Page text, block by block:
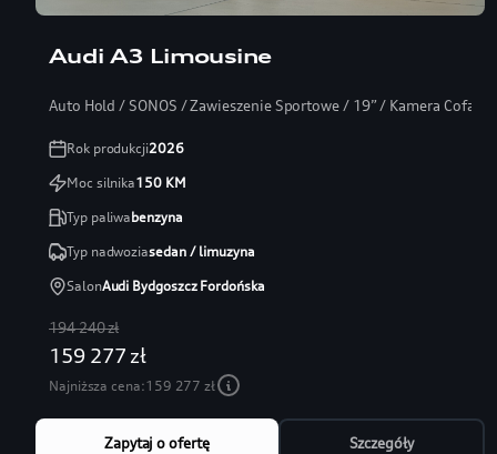
Audi A3 Limousine
Auto Hold / SONOS / Zawieszenie Sportowe / 19” / Kamera Cofania
Rok produkcji2026
Moc silnika150KM
Typ paliwabenzyna
Typ nadwoziasedan / limuzyna
SalonAudi Bydgoszcz Fordońska
194 240 zł
159 277 zł
Najniższa cena:159 277 zł
Zapytaj o ofertę Szczegóły